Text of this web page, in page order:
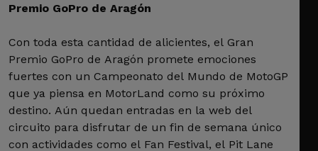
Premio GoPro de Aragón
Con toda esta cantidad de alicientes, el Gran
Premio GoPro de Aragón promete emociones
fuertes con un Campeonato del Mundo de MotoGP
que ya piensa en MotorLand como su próximo
destino. Aún quedan entradas en la web del
circuito para disfrutar de un fin de semana único
con actividades como el Fan Festival, el Pit Lane